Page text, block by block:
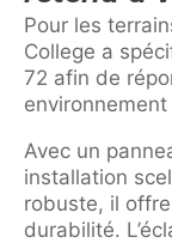
Pour les
College a
72 afin de
Avec un
installation
robuste, il
durabilité.